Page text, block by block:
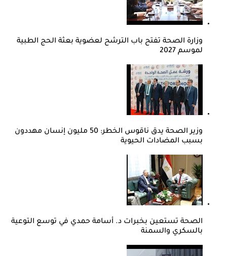
وزارة الصحة تفتح باب الترشح لعضوية بعثة الحج الطبية
لموسم 2027
وزير الصحة يدق ناقوس الخطر: 50 مليون إنسان مهددون
بسبب المضادات الحيوية
الصحة تستعين بخبرات د. أسامة حمدي في توسع التوعية
بالسكري والسمنة